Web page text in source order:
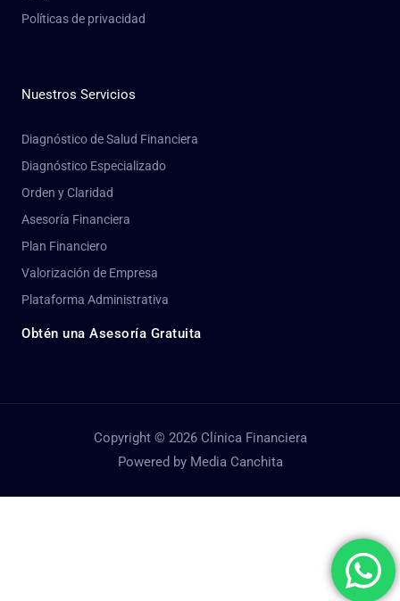
Políticas de privacidad
Nuestros Servicios
Diagnóstico de Salud Financiera
Diagnóstico Especializado
Orden y Claridad
Asesoría Financiera
Plan Financiero
Valorización de Empresa
Plataforma Administrativa
Obtén una Asesoría Gratuita
Copyright © 2026 Clínica Financiera
Powered by Media Canchita